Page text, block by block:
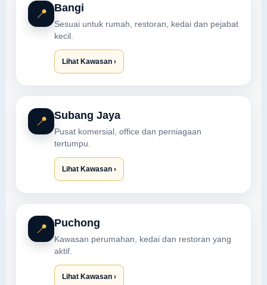
📍 Bangi
Sesuai untuk rumah, restoran, kedai dan pejabat
kecil.
Lihat Kawasan ›
📍 Subang Jaya
Pusat komersial, office dan perniagaan
tertumpu.
Lihat Kawasan ›
📍 Puchong
Kawasan perumahan, kedai dan restoran yang
aktif.
Lihat Kawasan ›